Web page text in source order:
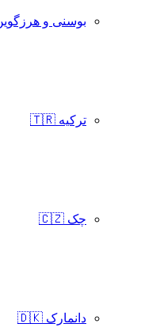
بوسنی و هرزگوین 🇧🇦
ترکیه 🇹🇷
چک 🇨🇿
دانمارک 🇩🇰